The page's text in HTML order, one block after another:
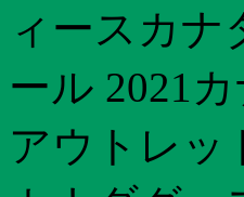
ィースカナ
ール 2021
アウトレッ